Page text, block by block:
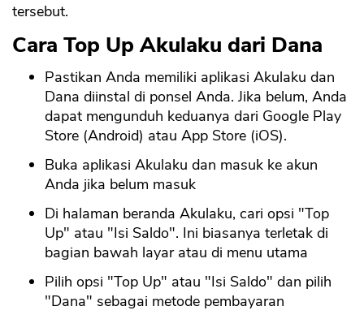
tersebut.
Cara Top Up Akulaku dari Dana
Pastikan Anda memiliki aplikasi Akulaku dan
Dana diinstal di ponsel Anda. Jika belum, Anda
dapat mengunduh keduanya dari Google Play
Store (Android) atau App Store (iOS).
Buka aplikasi Akulaku dan masuk ke akun
Anda jika belum masuk
Di halaman beranda Akulaku, cari opsi "Top
Up" atau "Isi Saldo". Ini biasanya terletak di
bagian bawah layar atau di menu utama
Pilih opsi "Top Up" atau "Isi Saldo" dan pilih
"Dana" sebagai metode pembayaran